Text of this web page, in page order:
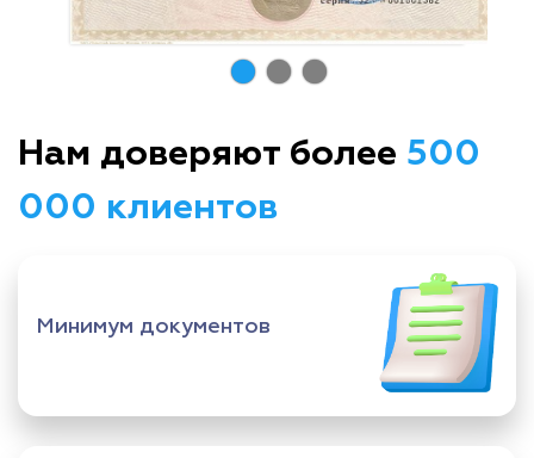
Нам доверяют более 500
000 клиентов
Минимум документов